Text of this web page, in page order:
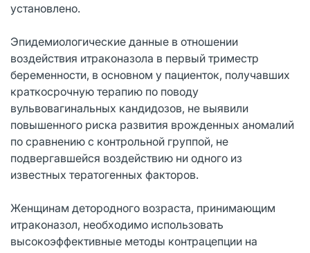
установлено.
Эпидемиологические данные в отношении
воздействия итраконазола в первый триместр
беременности, в основном у пациенток, получавших
краткосрочную терапию по поводу
вульвовагинальных кандидозов, не выявили
повышенного риска развития врожденных аномалий
по сравнению с контрольной группой, не
подвергавшейся воздействию ни одного из
известных тератогенных факторов.
Женщинам детородного возраста, принимающим
итраконазол, необходимо использовать
высокоэффективные методы контрацепции на